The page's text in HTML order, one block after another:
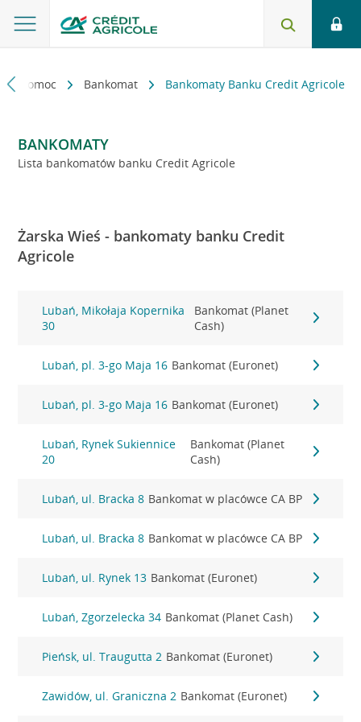
i pomoc Bankomat Bankomaty Banku Credit Agricole
BANKOMATY
Lista bankomatów banku Credit Agricole
Żarska Wieś - bankomaty banku Credit
Agricole
Lubań, Mikołaja Kopernika
30
Bankomat (Planet
Cash)
Lubań, pl. 3-go Maja 16 Bankomat (Euronet)
Lubań, pl. 3-go Maja 16 Bankomat (Euronet)
Lubań, Rynek Sukiennice
20
Bankomat (Planet
Cash)
Lubań, ul. Bracka 8 Bankomat w placówce CA BP
Lubań, ul. Bracka 8 Bankomat w placówce CA BP
Lubań, ul. Rynek 13 Bankomat (Euronet)
Lubań, Zgorzelecka 34 Bankomat (Planet Cash)
Pieńsk, ul. Traugutta 2 Bankomat (Euronet)
Zawidów, ul. Graniczna 2 Bankomat (Euronet)